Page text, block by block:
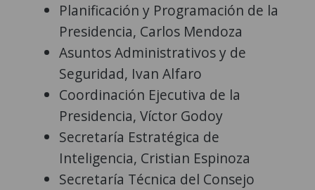
Planificación y Programación de la
Presidencia, Carlos Mendoza
Asuntos Administrativos y de
Seguridad, Ivan Alfaro
Coordinación Ejecutiva de la
Presidencia, Víctor Godoy
Secretaría Estratégica de
Inteligencia, Cristian Espinoza
Secretaría Técnica del Consejo